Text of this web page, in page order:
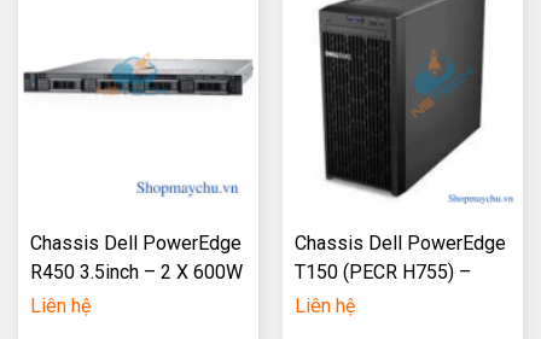
Chassis Dell PowerEdge
R450 3.5inch – 2 X 600W
Power Supply
Liên hệ
Chassis Dell PowerEdge
T150 (PECR H755) –
300W Power Supply
Liên hệ